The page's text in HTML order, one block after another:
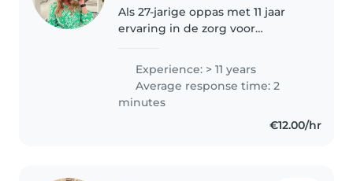
Als 27-jarige oppas met 11 jaar
ervaring in de zorg voor
ik er voor u. Ik ben
verantwoordelijk, zorgzaam en
empathisch. Met mijn opleiding
Social..
Experience: > 11 years
Average response time: 2
minutes
€12.00/hr